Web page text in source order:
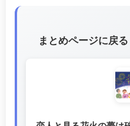
まとめページに戻る